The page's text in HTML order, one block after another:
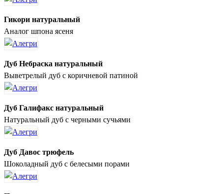
Гикори натуральный
Аналог шпона ясеня
Дуб Небраска натуральный
Выветрелый дуб с коричневой патиной
Дуб Галифакс натуральный
Натуральный дуб с черными сучьями
Дуб Давос трюфель
Шоколадный дуб с белесыми порами